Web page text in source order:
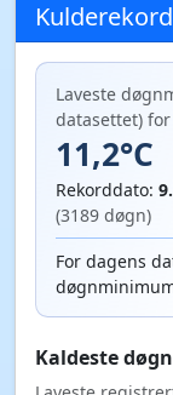
Laveste
datasettet) for
11,2°C
Rekorddato:
(3189 døgn)
For dagens
Kaldeste